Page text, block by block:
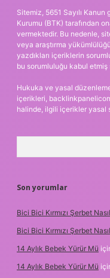
Sitemiz, 5651 Sayılı
Kurumu (BTK) tarafından
vermektedir. Bu nedenle,
veya araştırma
yazdıkları içeriklerin
bu sorumluluğu kabul etmiş
Hukuka ve yasal
içerikleri,
halinde, ilgili içerikler yasal
Son yorumlar
Bici Bici Kırmızı Şerbet
Bici Bici Kırmızı Şerbet
14 Aylık Bebek Yürür Mü
14 Aylık Bebek Yürür Mü